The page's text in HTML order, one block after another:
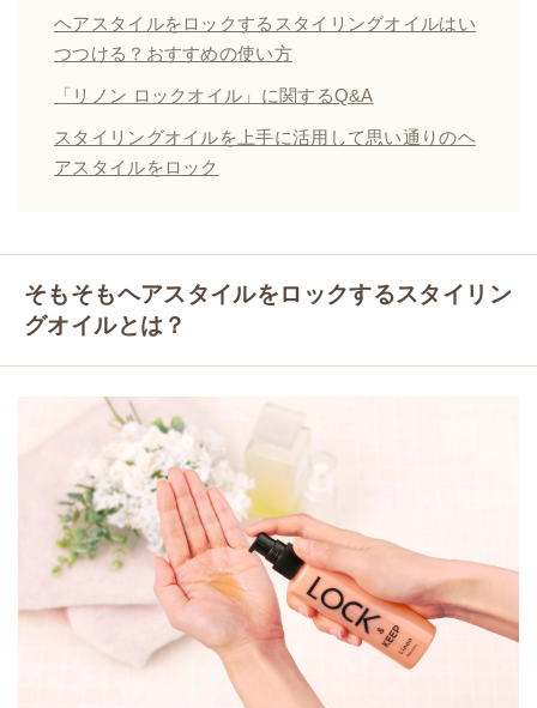
ヘアスタイルをロックするスタイリングオイルはい
つつける？おすすめの使い方
「リノン ロックオイル」に関するQ&A
スタイリングオイルを上手に活用して思い通りのヘ
アスタイルをロック
そもそもヘアスタイルをロックするスタイリン
グオイルとは？